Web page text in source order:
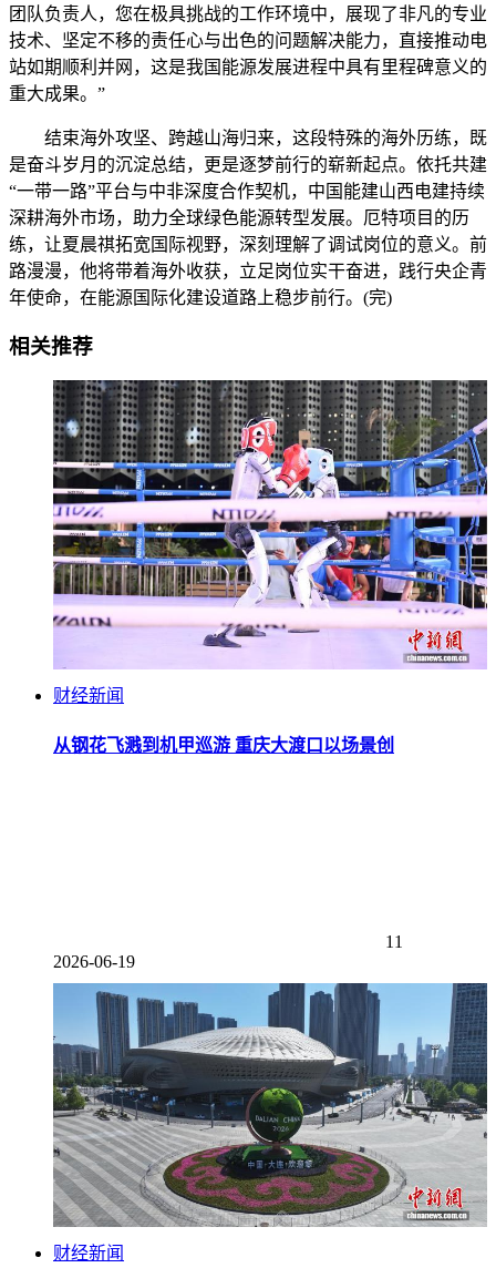
团队负责人，您在极具挑战的工作环境中，展现了非凡的专业
技术、坚定不移的责任心与出色的问题解决能力，直接推动电
站如期顺利并网，这是我国能源发展进程中具有里程碑意义的
重大成果。”
结束海外攻坚、跨越山海归来，这段特殊的海外历练，既
是奋斗岁月的沉淀总结，更是逐梦前行的崭新起点。依托共建
“一带一路”平台与中非深度合作契机，中国能建山西电建持续
深耕海外市场，助力全球绿色能源转型发展。厄特项目的历
练，让夏晨祺拓宽国际视野，深刻理解了调试岗位的意义。前
路漫漫，他将带着海外收获，立足岗位实干奋进，践行央企青
年使命，在能源国际化建设道路上稳步前行。(完)
相关推荐
财经新闻
从钢花飞溅到机甲巡游 重庆大渡口以场景创
11
2026-06-19
财经新闻